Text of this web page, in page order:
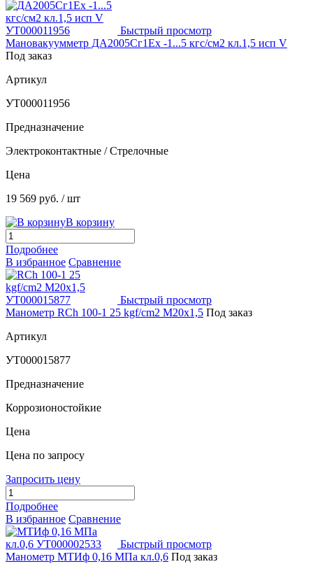
Быстрый просмотр
Мановакуумметр ДА2005Сг1Ех -1...5 кгс/см2 кл.1,5 исп V
Под заказ
Артикул
УТ000011956
Предназначение
Электроконтактные / Стрелочные
Цена
19 569 руб. / шт
В корзину
Подробнее
В избранное Сравнение
Быстрый просмотр
Манометр RCh 100-1 25 kgf/cm2 M20х1,5 Под заказ
Артикул
УТ000015877
Предназначение
Коррозионостойкие
Цена
Цена по запросу
Запросить цену
Подробнее
В избранное Сравнение
Быстрый просмотр
Манометр МТИф 0,16 МПа кл.0,6 Под заказ